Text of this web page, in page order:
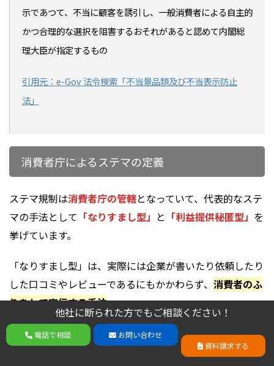
他社に断られた方でもご相談ください！
電話で相談 お問い合わせ 資料請求する
示であつて、不当に顧客を誘引し、一般消費者による自主的
かつ合理的な選択を阻害するおそれがあると認めて内閣総
理大臣が指定するもの
引用元：e-Gov 法令検索「不当景品類及び不当表示防止
法」
消費者庁によるステマの定義
ステマ規制は消費者庁の管轄となっていて、代表的なステ
マの手法として 「なりすまし型」 と 「利益提供秘匿型」 を
挙げています。
「なりすまし型」は、実際には企業が書いたり依頼したり
した口コミやレビューであるにもかかわらず、 消費者のふ
りをして宣伝する手法。
「利益提供秘匿型」は、企業が消費者に報酬や特典を提供
して口コミやレビューを投稿をさせるものの、その利益提
他社に断られた方でもご相談ください！
電話で相談
お問い合わせ
資料請求する